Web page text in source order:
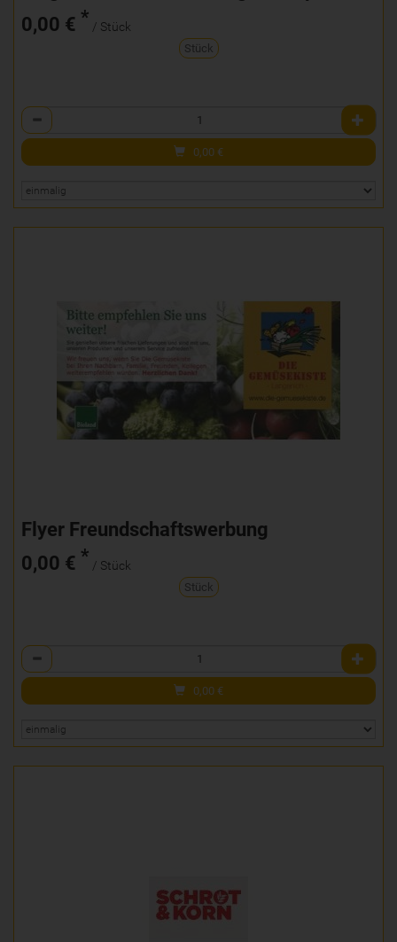
0,00 € * / Stück
Stück
Anzahl
0,00 €
Flyer Freundschaftswerbung
0,00 € * / Stück
Stück
Anzahl
0,00 €